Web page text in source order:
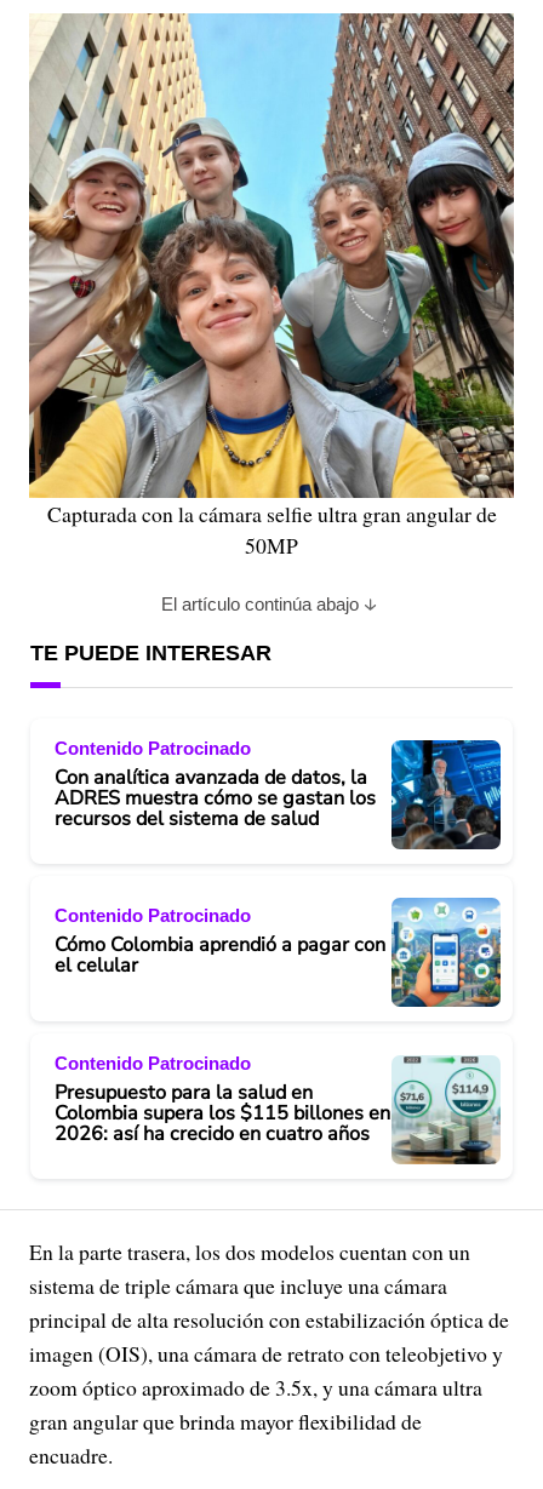
Capturada con la cámara selfie ultra gran angular de
50MP
El artículo continúa abajo
TE PUEDE INTERESAR
Contenido Patrocinado
Con analítica avanzada de datos, la
ADRES muestra cómo se gastan los
recursos del sistema de salud
Contenido Patrocinado
Cómo Colombia aprendió a pagar con
el celular
Contenido Patrocinado
Presupuesto para la salud en
Colombia supera los $115 billones en
2026: así ha crecido en cuatro años
En la parte trasera, los dos modelos cuentan con un
sistema de triple cámara que incluye una cámara
principal de alta resolución con estabilización óptica de
imagen (OIS), una cámara de retrato con teleobjetivo y
zoom óptico aproximado de 3.5x, y una cámara ultra
gran angular que brinda mayor flexibilidad de
encuadre.